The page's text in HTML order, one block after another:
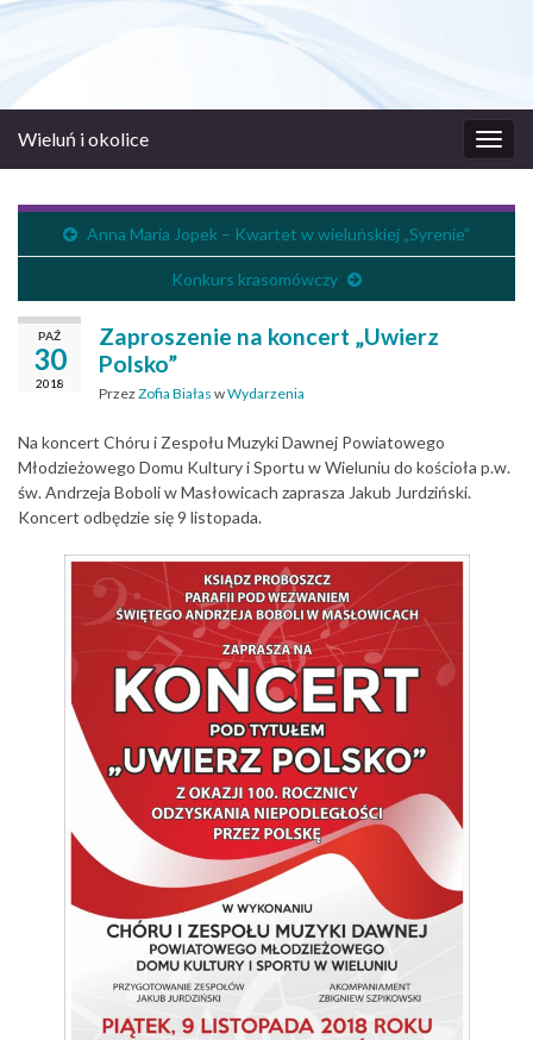
Wieluń i okolice
Anna Maria Jopek – Kwartet w wieluńskiej „Syrenie”
Konkurs krasomówczy
PAŹ
30
2018
Zaproszenie na koncert „Uwierz
Polsko”
Przez Zofia Białas wWydarzenia
Na koncert Chóru i Zespołu Muzyki Dawnej Powiatowego
Młodzieżowego Domu Kultury i Sportu w Wieluniu do kościoła p.w.
św. Andrzeja Boboli w Masłowicach zaprasza Jakub Jurdziński.
Koncert odbędzie się 9 listopada.